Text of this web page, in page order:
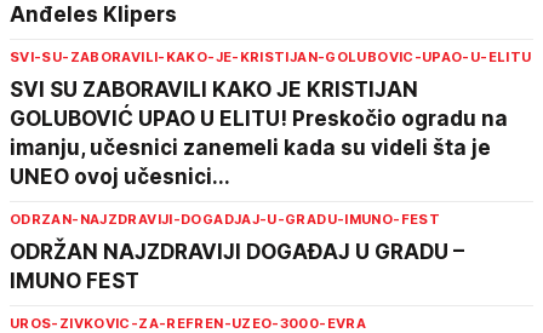
Anđeles Klipers
SVI-SU-ZABORAVILI-KAKO-JE-KRISTIJAN-GOLUBOVIC-UPAO-U-ELITU
SVI SU ZABORAVILI KAKO JE KRISTIJAN
GOLUBOVIĆ UPAO U ELITU! Preskočio ogradu na
imanju, učesnici zanemeli kada su videli šta je
UNEO ovoj učesnici...
ODRZAN-NAJZDRAVIJI-DOGADJAJ-U-GRADU-IMUNO-FEST
ODRŽAN NAJZDRAVIJI DOGAĐAJ U GRADU –
IMUNO FEST
UROS-ZIVKOVIC-ZA-REFREN-UZEO-3000-EVRA